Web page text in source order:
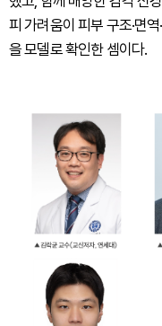
피 가려움이 피부 구조·면
을 모델로 확인한 셈이다.